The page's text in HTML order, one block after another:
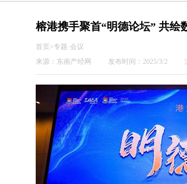
榕港携手聚首“明德论坛” 共绘
首页>专题·会议
来源：东南产经网
发布时间：2025/3/2